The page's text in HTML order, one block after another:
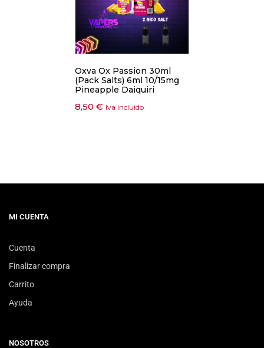
Oxva Ox Passion 30ml
(Pack Salts) 6ml 10/15mg
Pineapple Daiquiri
8,50 € Iva incluido
MI CUENTA
Cuenta
Finalizar compra
Carrito
Ayuda
NOSOTROS